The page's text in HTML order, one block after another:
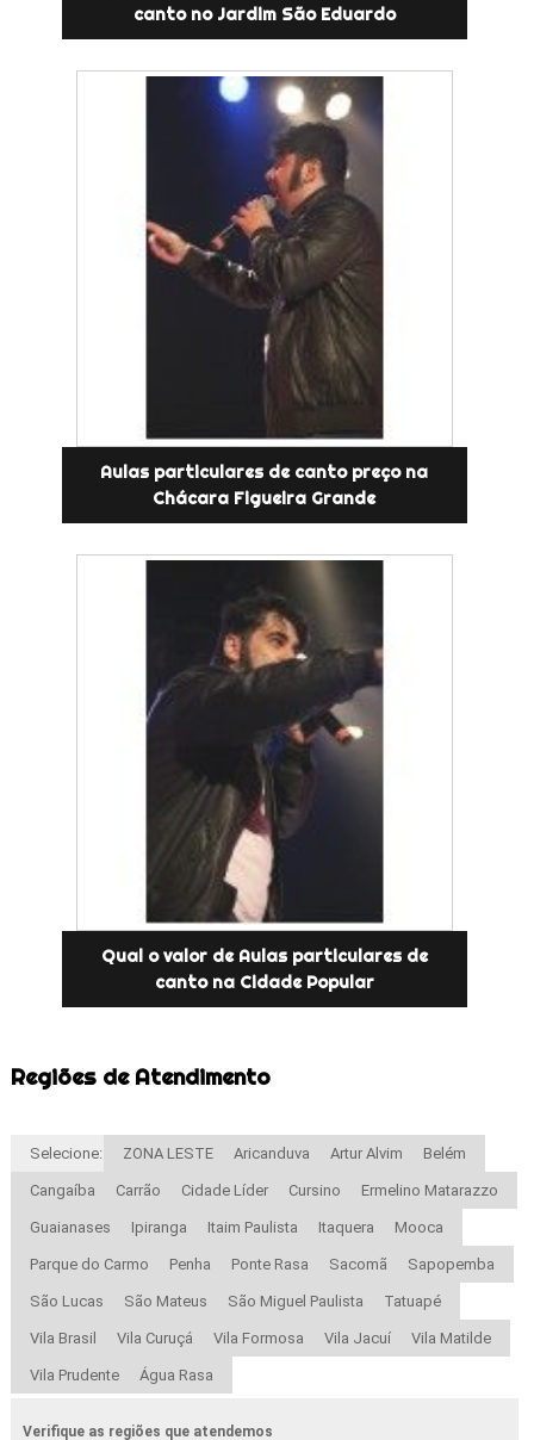
canto no Jardim São Eduardo
Aulas particulares de canto preço na
Chácara Figueira Grande
Qual o valor de Aulas particulares de
canto na Cidade Popular
Regiões de Atendimento
Selecione: ZONA LESTE Aricanduva Artur Alvim Belém
Cangaíba Carrão Cidade Líder Cursino Ermelino Matarazzo
Guaianases Ipiranga Itaim Paulista Itaquera Mooca
Parque do Carmo Penha Ponte Rasa Sacomã Sapopemba
São Lucas São Mateus São Miguel Paulista Tatuapé
Vila Brasil Vila Curuçá Vila Formosa Vila Jacuí Vila Matilde
Vila Prudente Água Rasa
Verifique as regiões que atendemos